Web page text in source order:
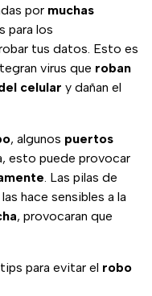
por muchas
para los
tus datos. Esto es
virus que roban
celular y dañan el
, algunos puertos
esto puede provocar
. Las pilas de
hace sensibles a la
, provocaran que
para evitar el robo